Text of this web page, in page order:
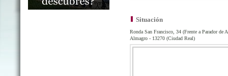
Situación
Ronda San Francisco, 34 (Frente a Parador de
Almagro - 13270 (Ciudad Real)